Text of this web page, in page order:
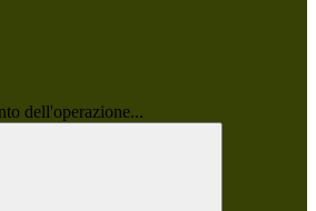
dell'operazione...